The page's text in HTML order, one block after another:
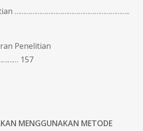
………………………………………………………..
Penelitian
157
MENGGUNAKAN METODE